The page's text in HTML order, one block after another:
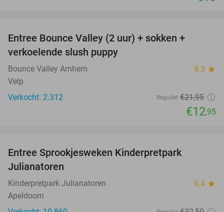
Entree Bounce Valley (2 uur) + sokken +
verkoelende slush puppy
Bounce Valley Arnhem 9.3 star
Velp
Verkocht: 2.312
Regulier €21,95
€12,95
Entree Sprookjesweken Kinderpretpark
Julianatoren
Kinderpretpark Julianatoren 9.4 star
Apeldoorn